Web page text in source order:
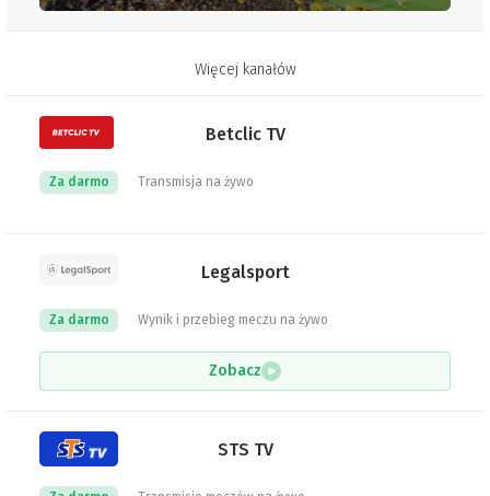
Więcej kanałów
Betclic TV
Transmisja na żywo
Za darmo
Legalsport
Wynik i przebieg meczu na żywo
Za darmo
Zobacz
STS TV